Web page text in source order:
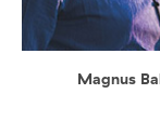
Magnus